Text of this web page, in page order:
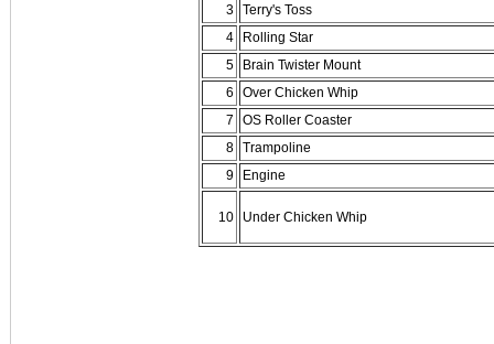
3 Terry's Toss
4
Rolling Star
5
Brain Twister Mount
6
Over Chicken Whip
7
OS Roller Coaster
8 Trampoline
9
Engine
10 Under Chicken Whip